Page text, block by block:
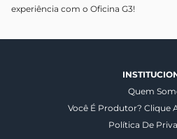
experiência com o Oficina G3!
Quem
Você É Produtor? Clique
Política De